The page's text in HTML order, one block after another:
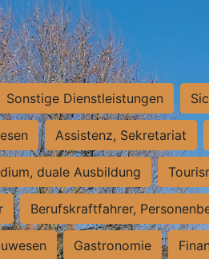
Sonstige Dienstleistungen
Assistenz, Sekretariat
duale Ausbildung
Berufskraftfahrer,
Gastronomie